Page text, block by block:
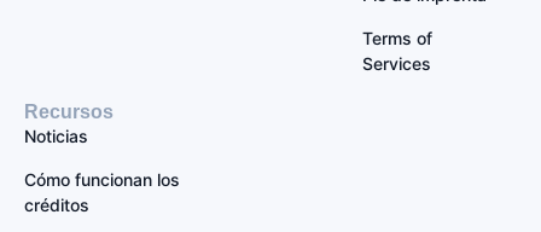
Terms of
Services
Recursos
Noticias
Cómo funcionan los
créditos